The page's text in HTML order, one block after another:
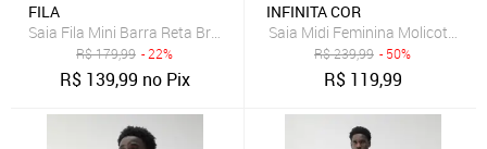
FILA
Saia Fila Mini Barra Reta Branca
R$179,99 - 22%
R$ 139,99 no Pix
INFINITA COR
Saia Midi Feminina Molicotton
R$239,99 - 50%
R$ 119,99